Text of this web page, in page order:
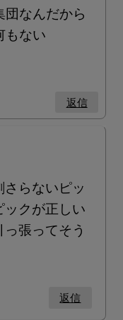
団なんだから
もない
返信
さらないピッ
ックが正しい
張ってそう
返信